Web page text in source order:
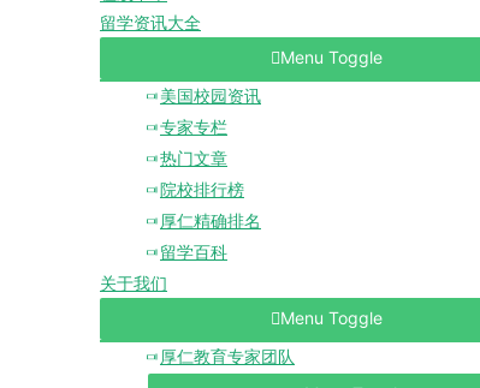
留学资讯大全
Menu Toggle
美国校园资讯
专家专栏
热门文章
院校排行榜
厚仁精确排名
留学百科
关于我们
Menu Toggle
厚仁教育专家团队